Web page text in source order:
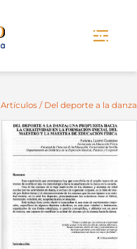
Artículos / Del deporte a la danza